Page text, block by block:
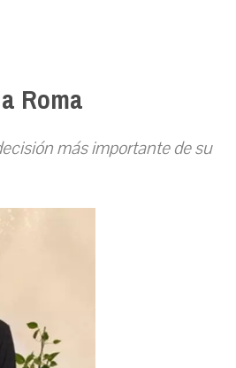
Roma
más importante de su